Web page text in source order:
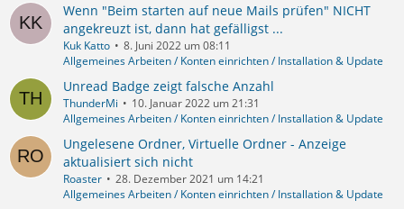
Wenn "Beim starten auf neue Mails prüfen" NICHT
angekreuzt ist, dann hat gefälligst ...
Kuk Katto
8. Juni 2022 um 08:11
Allgemeines Arbeiten / Konten einrichten / Installation & Update
Unread Badge zeigt falsche Anzahl
ThunderMi
10. Januar 2022 um 21:31
Allgemeines Arbeiten / Konten einrichten / Installation & Update
Ungelesene Ordner, Virtuelle Ordner - Anzeige
aktualisiert sich nicht
Roaster
28. Dezember 2021 um 14:21
Allgemeines Arbeiten / Konten einrichten / Installation & Update